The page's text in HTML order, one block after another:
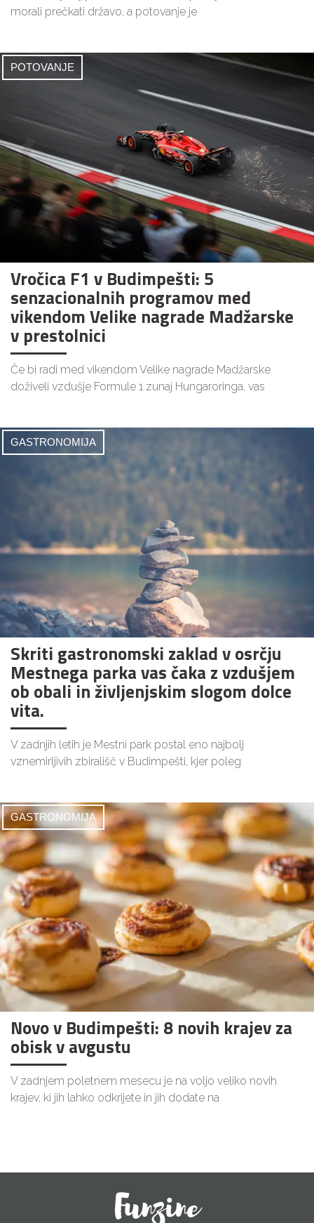
morali prečkati državo, a potovanje je
POTOVANJE
Vročica F1 v Budimpešti: 5
senzacionalnih programov med
vikendom Velike nagrade Madžarske
v prestolnici
Če bi radi med vikendom Velike nagrade Madžarske
doživeli vzdušje Formule 1 zunaj Hungaroringa, vas
GASTRONOMIJA
Skriti gastronomski zaklad v osrčju
Mestnega parka vas čaka z vzdušjem
ob obali in življenjskim slogom dolce
vita.
V zadnjih letih je Mestni park postal eno najbolj
vznemirljivih zbirališč v Budimpešti, kjer poleg
GASTRONOMIJA
Novo v Budimpešti: 8 novih krajev za
obisk v avgustu
V zadnjem poletnem mesecu je na voljo veliko novih
krajev, ki jih lahko odkrijete in jih dodate na